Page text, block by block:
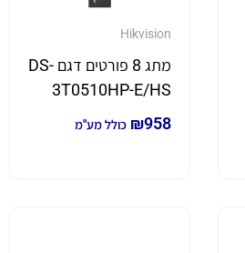
Hikvision
מתג 8 פורטים דגם DS-
3T0510HP-E/HS
₪958 כולל מע"מ